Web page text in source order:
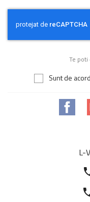
Te poti
Sunt de
L-